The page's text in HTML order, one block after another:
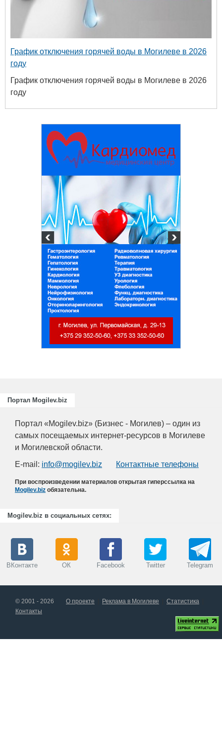
График отключения горячей воды в Могилеве в 2026
году
График отключения горячей воды в Могилеве в 2026
году
Портал Mogilev.biz
Портал «Mogilev.biz» (Бизнес - Могилев) – один из
самых посещаемых интернет-ресурсов в Могилеве
и Могилевской области.
E-mail: info@mogilev.biz Контактные телефоны
При воспроизведении материалов открытая гиперссылка на
Mogilev.biz обязательна.
Mogilev.biz в социальных сетях:
ВКонтакте ОК Facebook Twitter Telegram
© 2001 - 2026 О проекте Реклама в Могилеве
Статистика
Контакты